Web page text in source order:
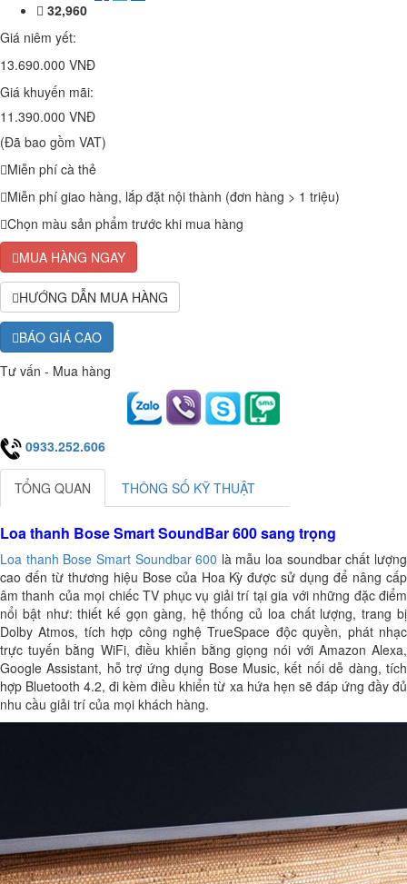
32,960
Giá niêm yết:
13.690.000 VNĐ
Giá khuyến mãi:
11.390.000 VNĐ
(Đã bao gồm VAT)
Miễn phí cà thẻ
Miễn phí giao hàng, lắp đặt nội thành (đơn hàng > 1 triệu)
Chọn màu sản phẩm trước khi mua hàng
MUA HÀNG NGAY
HƯỚNG DẪN MUA HÀNG
BÁO GIÁ CAO
Tư vấn - Mua hàng
0933.252.606
TỔNG QUAN THÔNG SỐ KỸ THUẬT
Loa thanh Bose Smart SoundBar 600 sang trọng
Loa thanh Bose Smart Soundbar 600 là mẫu loa soundbar chất lượng
cao đến từ thương hiệu Bose của Hoa Kỳ được sử dụng để nâng cấp
âm thanh của mọi chiếc TV phục vụ giải trí tại gia với những đặc điểm
nổi bật như: thiết kế gọn gàng, hệ thống củ loa chất lượng, trang bị
Dolby Atmos, tích hợp công nghệ TrueSpace độc quyền, phát nhạc
trực tuyến bằng WiFi, điều khiển bằng giọng nói với Amazon Alexa,
Google Assistant, hỗ trợ ứng dụng Bose Music, kết nối dễ dàng, tích
hợp Bluetooth 4.2, đi kèm điều khiển từ xa hứa hẹn sẽ đáp ứng đầy đủ
nhu cầu giải trí của mọi khách hàng.